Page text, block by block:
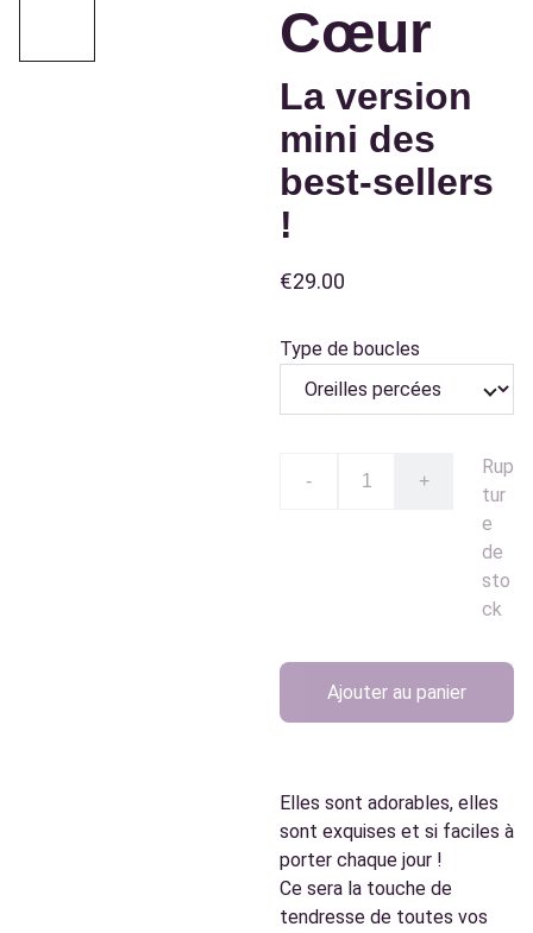
Cœur
La version
mini des
best-sellers
!
€29.00
Type de boucles
- +
Rup
tur
e
de
sto
ck
Ajouter au panier
Elles sont adorables, elles
sont exquises et si faciles à
porter chaque jour !
Ce sera la touche de
tendresse de toutes vos